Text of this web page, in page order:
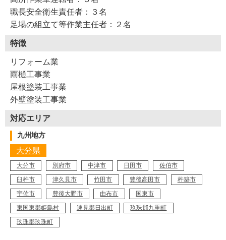
工事店番号
職長安全衛生責任者：３名
足場の組立て等作業主任者：２名
特徴
リフォーム業
雨樋工事業
屋根塗装工事業
外壁塗装工事業
対応エリア
九州地方
大分県
大分市 別府市 中津市 日田市
佐伯市
臼杵市
津久見市 竹田市 豊後高田市
杵築市
宇佐市
豊後大野市 由布市
国東市
東国東郡姫島村
速見郡日出町
玖珠郡九重町
玖珠郡玖珠町